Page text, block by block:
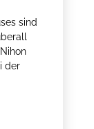
sind
der